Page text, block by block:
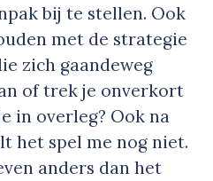
bij te stellen. Ook
met de strategie
zich gaandeweg
of trek je onverkort
in overleg? Ook na
het spel me nog niet.
anders dan het